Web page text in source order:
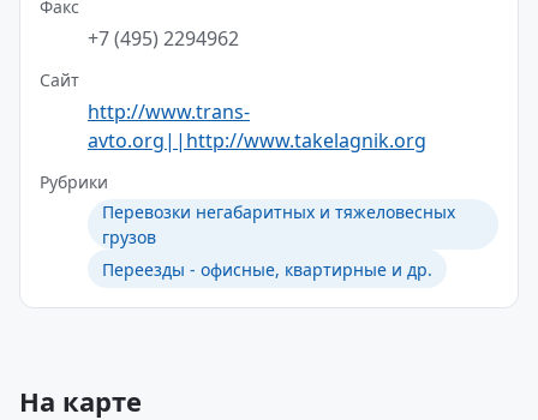
Факс
+7 (495) 2294962
Сайт
http://www.trans-
avto.org||http://www.takelagnik.org
Рубрики
Перевозки негабаритных и тяжеловесных
грузов
Переезды - офисные, квартирные и др.
На карте